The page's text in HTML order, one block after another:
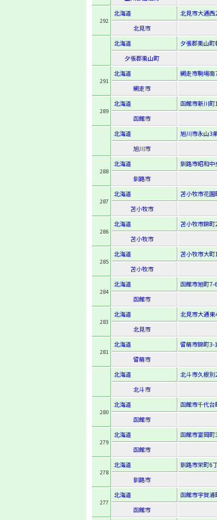
292
北海道
北見市大通
北見市
北海道
夕張郡栗山
夕張郡栗山町
291
北海道
網走市駒場南
網走市
289
北海道
函館市新川町
函館市
北海道
旭川市永山3
旭川市
288
北海道
釧路市昭和
釧路市
287
北海道
苫小牧市花
苫小牧市
286
北海道
苫小牧市錦町
苫小牧市
285
北海道
苫小牧市大町
苫小牧市
284
北海道
函館市旭町7-
函館市
283
北海道
北見市大通
北見市
281
北海道
留萌市錦町3-
留萌市
北海道
北斗市久根別
北斗市
280
北海道
函館市千代
函館市
279
北海道
函館市富岡
函館市
278
北海道
釧路市栄町6
釧路市
277
北海道
函館市宇賀浦
函館市